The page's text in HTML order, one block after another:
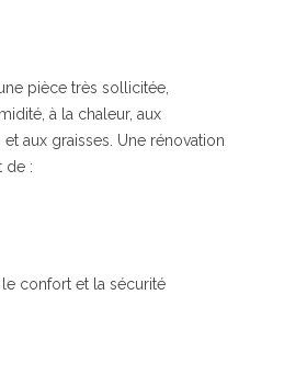
pièce très sollicitée,
à la chaleur, aux
aux graisses. Une rénovation
de :
confort et la sécurité